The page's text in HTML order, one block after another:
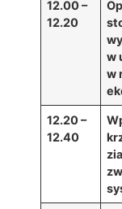
12.00 –
12.20
w
w
12.20 –
12.40